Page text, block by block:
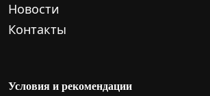
Новости
Контакты
Условия и рекомендации